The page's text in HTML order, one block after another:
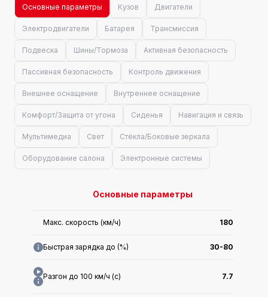
Основные параметры Кузов Двигатели
Электродвигатели Батарея Трансмиссия
Подвеска Шины/Тормоза Активная безопасность
Пассивная безопасность Контроль движения
Внешнее оснащение Внутреннее оснащение
Комфорт/Защита от угона Сиденья Навигация и связь
Мультимедиа Свет Стёкла/Боковые зеркала
Оборудование салона Электронные системы
Основные параметры
Макс. скорость (км/ч) 180
Быстрая зарядка до (%) 30-80
Разгон до 100 км/ч (с) 7.7